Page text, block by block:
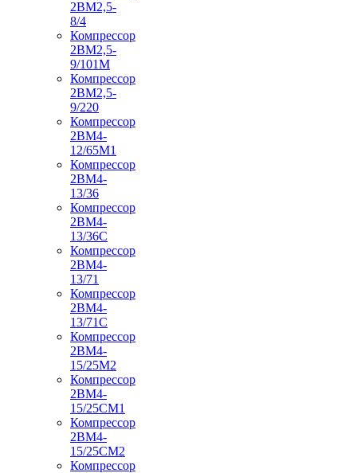
2ВМ2,5-
8/4
Компрессор
2ВМ2,5-
9/101М
Компрессор
2ВМ2,5-
9/220
Компрессор
2ВМ4-
12/65М1
Компрессор
2ВМ4-
13/36
Компрессор
2ВМ4-
13/36С
Компрессор
2ВМ4-
13/71
Компрессор
2ВМ4-
13/71С
Компрессор
2ВМ4-
15/25М2
Компрессор
2ВМ4-
15/25СМ1
Компрессор
2ВМ4-
15/25СМ2
Компрессор